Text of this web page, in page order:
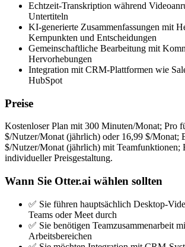
Echtzeit-Transkription während
Untertiteln
KI-generierte Zusammenfassungen mit
Kernpunkten und Entscheidungen
Gemeinschaftliche Bearbeitung mit
Hervorhebungen
Integration mit CRM-Plattformen wie
HubSpot
Preise
Kostenloser Plan mit 300 Minuten/Monat; Pro
$/Nutzer/Monat (jährlich) oder 16,99 $/Monat;
$/Nutzer/Monat (jährlich) mit Teamfunktionen;
individueller Preisgestaltung.
Wann Sie Otter.ai wählen sollten
✅ Sie führen hauptsächlich Desktop-
Teams oder Meet durch
✅ Sie benötigen Teamzusammenarbeit
Arbeitsbereichen